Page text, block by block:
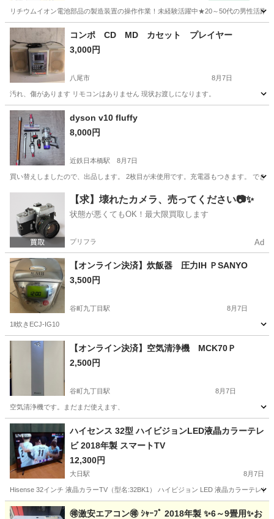
リチウムイオン電池部品の製造装置の操作作業！未経験活躍中★20～50代の男性活
兵庫 南あわじ市 その他
コンポ CD MD カセット プレイヤー
3,000円
八尾市 8月7日
汚れ、傷があります リモコンはありません 現状お渡しになります。
大阪 八尾市
dyson v10 fluffy
8,000円
近鉄日本橋駅 8月7日
買い替えしましたので、出品します。 2枚目が未使用です。充電器もつきます。 でき
近鉄日本橋駅 生活家電
【求】壊れたカメラ、売ってください📷✨
状態が悪くてもOK！最大限買取します
プリフラ Ad
【オンライン決済】炊飯器 圧力IH ＰSANYO
3,500円
谷町九丁目駅 8月7日
1ll炊きECJ-IG10
大阪 大阪市 谷町九丁目駅 キッチン家電
【オンライン決済】空気清浄機 MCK70Ｐ
2,500円
谷町九丁目駅 8月7日
空気清浄機です。まだまだ使えます、
大阪 大阪市 谷町九丁目駅 季節、空調家電 MCK
ハイセンス 32型 ハイビジョンLED液晶カラーテレ
ビ 2018年製 スマートTV
12,300円
大日駅 8月7日
Hisense 32インチ 液晶カラーTV（型名:32BK1） ハイビジョン LED 液晶カラーテレ
大阪 守口市 大日駅 テレビ
🉐️激安エアコン🉐️ ｼｬｰﾌﾟ 2018年製 ✨️6～9畳用✨️お